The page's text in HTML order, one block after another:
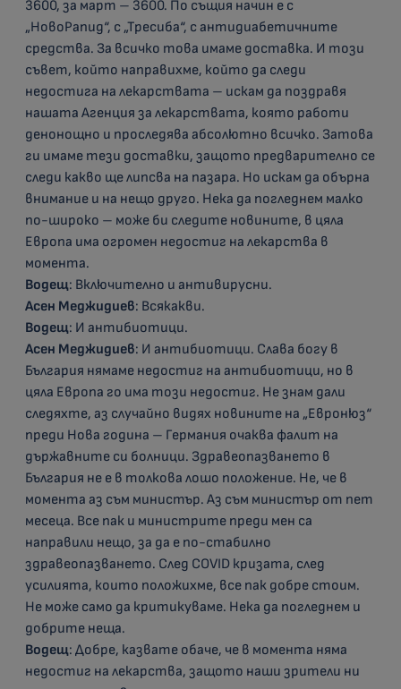
3600, за март – 3600. По същия начин е с
„НовоРапид“, с „Тресиба“, с антидиабетичните
средства. За всичко това имаме доставка. И този
съвет, който направихме, който да следи
недостига на лекарствата – искам да поздравя
нашата Агенция за лекарствата, която работи
денонощно и проследява абсолютно всичко. Затова
ги имаме тези доставки, защото предварително се
следи какво ще липсва на пазара. Но искам да обърна
внимание и на нещо друго. Нека да погледнем малко
по-широко – може би следите новините, в цяла
Европа има огромен недостиг на лекарства в
момента.
Водещ: Включително и антивирусни.
Асен Меджидиев: Всякакви.
Водещ: И антибиотици.
Асен Меджидиев: И антибиотици. Слава богу в
България нямаме недостиг на антибиотици, но в
цяла Европа го има този недостиг. Не знам дали
следяхте, аз случайно видях новините на „Евронюз“
преди Нова година – Германия очаква фалит на
държавните си болници. Здравеопазването в
България не е в толкова лошо положение. Не, че в
момента аз съм министър. Аз съм министър от пет
месеца. Все пак и министрите преди мен са
направили нещо, за да е по-стабилно
здравеопазването. След COVID кризата, след
усилията, които положихме, все пак добре стоим.
Не може само да критикуваме. Нека да погледнем и
добрите неща.
Водещ: Добре, казвате обаче, че в момента няма
недостиг на лекарства, защото наши зрители ни